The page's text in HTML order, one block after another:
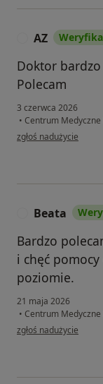
AZ
Doktor bardzo
Polecam
3 czerwca 2026
• Centrum Medyczne
w opinii użytkownika AZ
zgłoś nadużycie
Beata
Bardzo
i chęć
poziomie.
21 maja 2026
• Centrum Medyczne
w opinii użytkownika
zgłoś nadużycie